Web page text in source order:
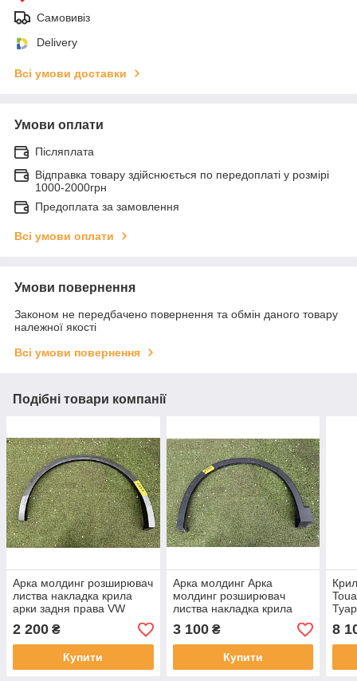
Самовивіз
Delivery
Всі умови доставки
Умови оплати
Післяплата
Відправка товару здійснюється по передоплаті у розмірі
1000-2000грн
Предоплата за замовлення
Всі умови оплати
Умови повернення
Законом не передбачено повернення та обмін даного товару
належної якості
Всі умови повернення
Подібні товари компанії
Арка молдинг розширювач
листва накладка крила
арки задня права VW
Touareg 3 Volkswagen
від2019-нч 760853818c
оригінал бв
2 200 ₴
Купити
Арка молдинг Арка
молдинг розширювач
листва накладка крила
арки передня ліва VW
Tiguan I3 571 від2024-нч
571853717 оригінал бв
3 100₴
Купити
8